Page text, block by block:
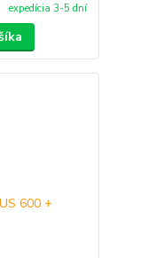
expedícia 3-5 dní